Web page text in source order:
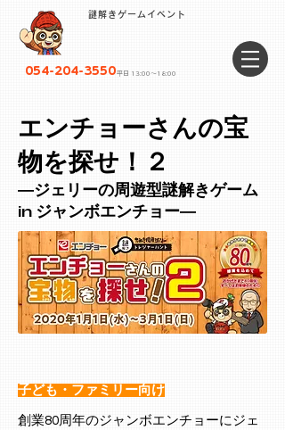
謎解きゲームイベント
054-204-3550 平日 13:00〜18:00
エンチョーさんの宝
物を探せ！２
―ジェリーの周遊型謎解きゲーム
in ジャンボエンチョー―
子ども・ファミリー向け
創業80周年のジャンボエンチョーにジェ